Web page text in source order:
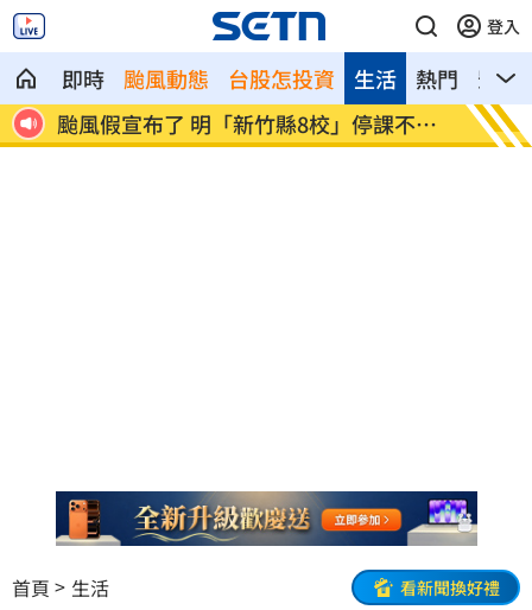
登入
即時 颱風動態 台股怎投資 熱門 影音
生活
停
太陽下抽菸突倒地！醫：猝死風險高3倍
發
首頁 生活 看新聞換好禮